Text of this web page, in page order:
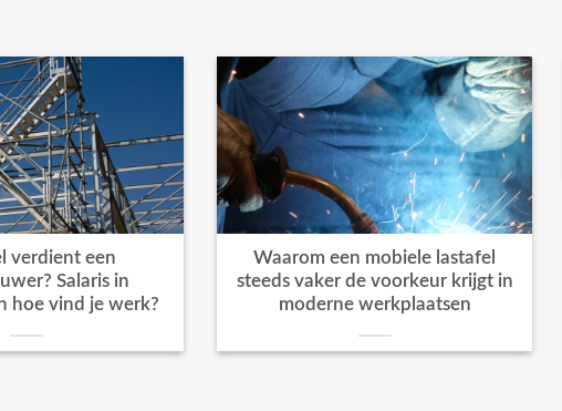
verdient een
Salaris in
hoe vind je werk?
Waarom een mobiele lastafel
steeds vaker de voorkeur krijgt in
moderne werkplaatsen